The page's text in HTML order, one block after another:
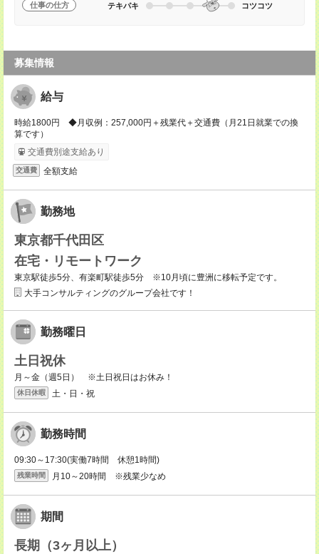
仕事の仕方 テキパキ コツコツ
募集情報
給与
時給1800円 ◆月収例：257,000円＋残業代＋交通費（月21日就業での換
算です）
交通費別途支給あり
交通費 全額支給
勤務地
東京都千代田区
在宅・リモートワーク
東京駅徒歩5分、有楽町駅徒歩5分 ※10月頃に豊洲に移転予定です。
大手コンサルティングのグループ会社です！
勤務曜日
土日祝休
月～金（週5日） ※土日祝日はお休み！
休日休暇 土・日・祝
勤務時間
09:30～17:30(実働7時間 休憩1時間)
残業時間 月10～20時間 ※残業少なめ
期間
長期（3ヶ月以上）